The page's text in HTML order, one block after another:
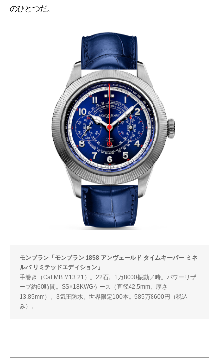
のひとつだ。
モンブラン「モンブラン 1858 アンヴェールド タイムキーパー ミネ
ルバ リミテッドエディション」
手巻き（Cal.MB M13.21）。22石。1万8000振動／時。パワーリザ
ーブ約60時間。SS×18KWGケース（直径42.5mm、厚さ
13.85mm）。3気圧防水。世界限定100本。585万8600円（税込
み）。